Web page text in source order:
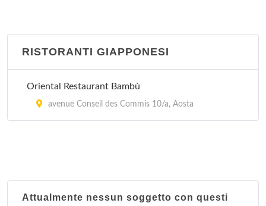
RISTORANTI GIAPPONESI
Oriental Restaurant Bambù
avenue Conseil des Commis 10/a, Aosta
Attualmente nessun soggetto con questi